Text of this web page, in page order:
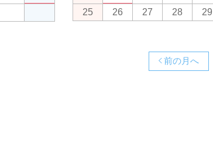
25
26 27 28 29
前の月へ